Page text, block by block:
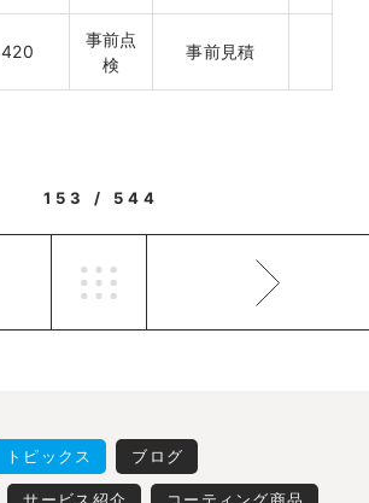
420
事前点
検
事前見積
153 / 544
トピックス ブログ